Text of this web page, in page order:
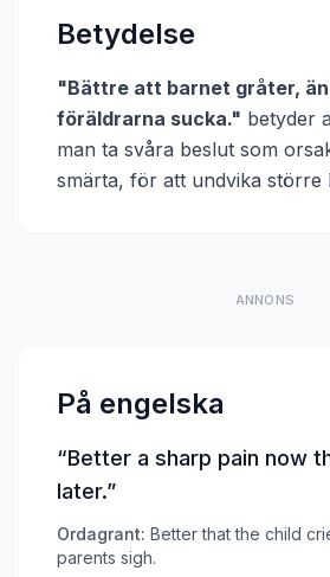
Betydelse
"Bättre att barnet gråter,
föräldrarna sucka." betyder
man ta svåra beslut som
smärta, för att undvika större
ANNONS
På engelska
“Better a sharp pain now
later.”
Ordagrant: Better that the child
parents sigh.